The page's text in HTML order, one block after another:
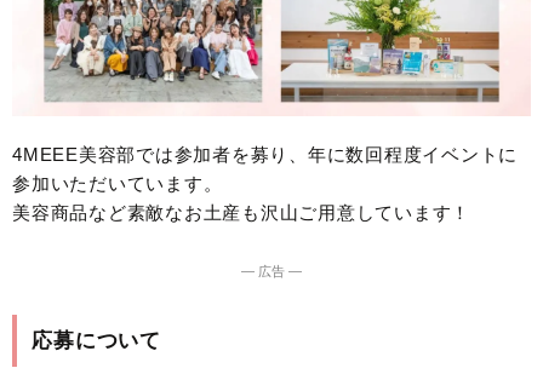
4MEEE美容部では参加者を募り、年に数回程度イベントに
参加いただいています。
美容商品など素敵なお土産も沢山ご用意しています！
― 広告 ―
応募について